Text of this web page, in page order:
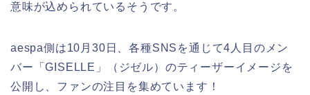
意味が込められているそうです。
aespa側は10月30日、各種SNSを通じて4人目のメン
バー「GISELLE」（ジゼル）のティーザーイメージを
公開し、ファンの注目を集めています！